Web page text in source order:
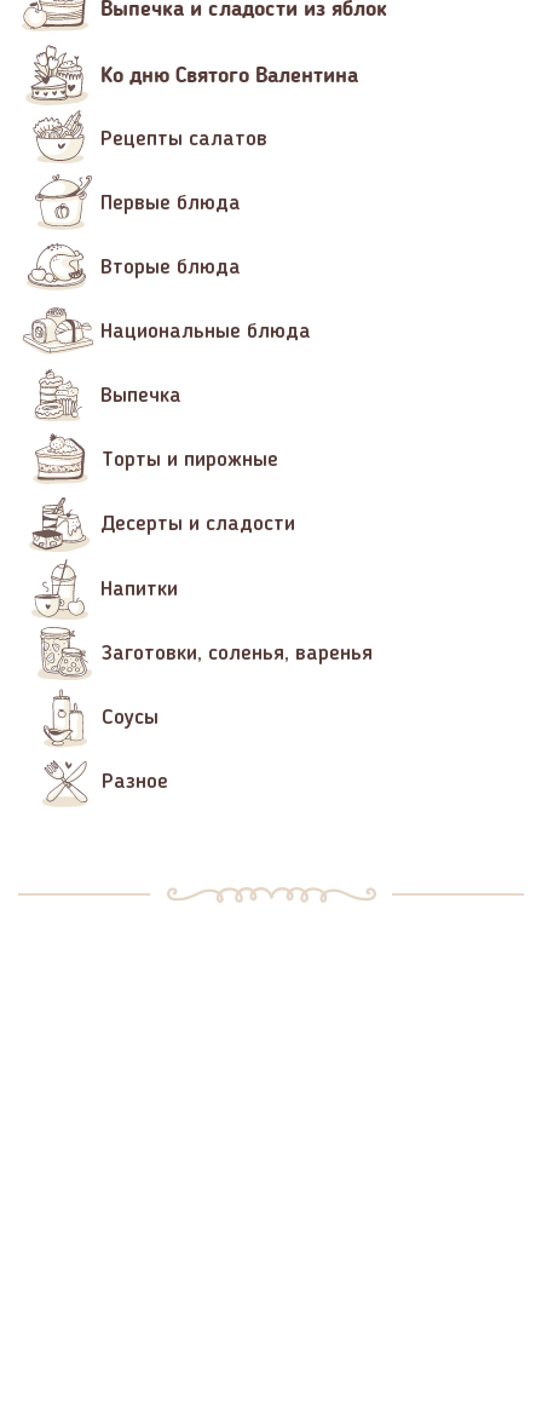
Выпечка и сладости из яблок
Ко дню Святого Валентина
Рецепты салатов
Первые блюда
Вторые блюда
Национальные блюда
Выпечка
Торты и пирожные
Десерты и сладости
Напитки
Заготовки, соленья, варенья
Соусы
Разное